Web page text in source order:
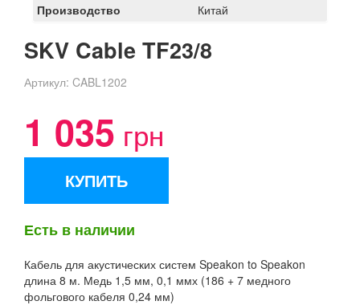
Производство
Китай
SKV Cable TF23/8
Артикул: CABL1202
1 035 грн
КУПИТЬ
Есть в наличии
Кабель для акустических систем Speakon to Speakon
длина 8 м. Медь 1,5 мм, 0,1 ммх (186 + 7 медного
фольгового кабеля 0,24 мм)